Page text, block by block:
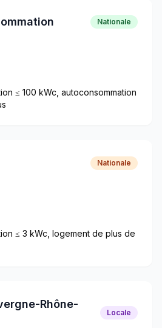
Nationale
≤ 100 kWc, autoconsommation
Nationale
≤ 3 kWc, logement de plus de
Rhône-
Locale